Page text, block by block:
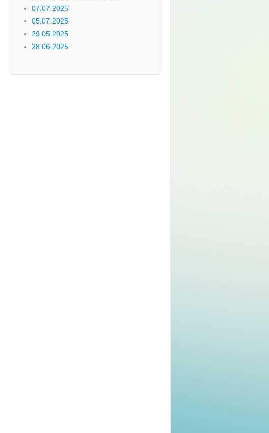
07.07.2025
05.07.2025
29.05.2025
28.06.2025